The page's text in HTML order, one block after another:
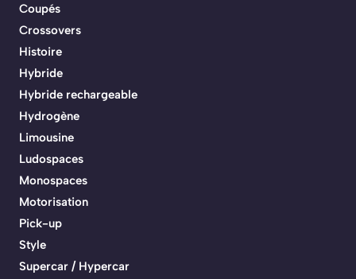
Coupés
Crossovers
Histoire
Hybride
Hybride rechargeable
Hydrogène
Limousine
Ludospaces
Monospaces
Motorisation
Pick-up
Style
Supercar / Hypercar